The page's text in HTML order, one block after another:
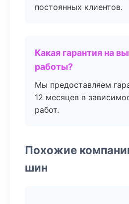
постоянных клиентов.
Какая гарантия на
работы?
Мы предоставляем
12 месяцев в
работ.
Похожие
шин